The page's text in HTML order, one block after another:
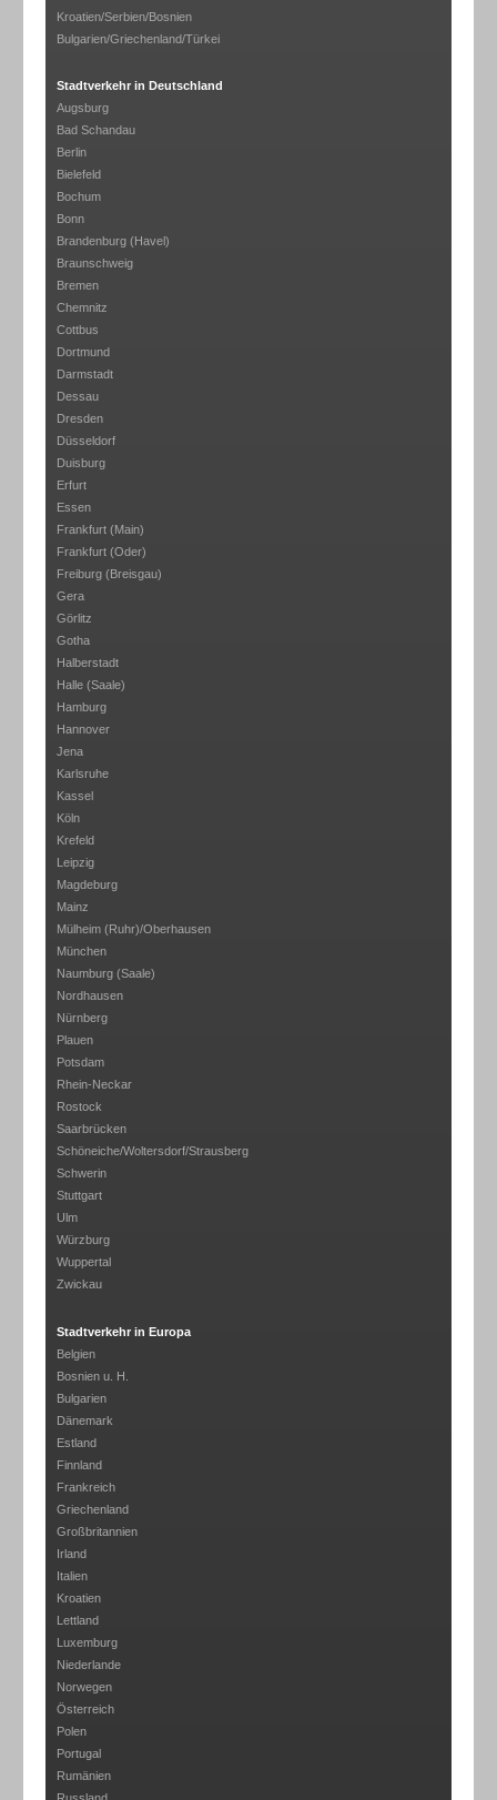
Kroatien/Serbien/Bosnien
Bulgarien/Griechenland/Türkei
Stadtverkehr in Deutschland
Augsburg
Bad Schandau
Berlin
Bielefeld
Bochum
Bonn
Brandenburg (Havel)
Braunschweig
Bremen
Chemnitz
Cottbus
Dortmund
Darmstadt
Dessau
Dresden
Düsseldorf
Duisburg
Erfurt
Essen
Frankfurt (Main)
Frankfurt (Oder)
Freiburg (Breisgau)
Gera
Görlitz
Gotha
Halberstadt
Halle (Saale)
Hamburg
Hannover
Jena
Karlsruhe
Kassel
Köln
Krefeld
Leipzig
Magdeburg
Mainz
Mülheim (Ruhr)/Oberhausen
München
Naumburg (Saale)
Nordhausen
Nürnberg
Plauen
Potsdam
Rhein-Neckar
Rostock
Saarbrücken
Schöneiche/Woltersdorf/Strausberg
Schwerin
Stuttgart
Ulm
Würzburg
Wuppertal
Zwickau
Stadtverkehr in Europa
Belgien
Bosnien u. H.
Bulgarien
Dänemark
Estland
Finnland
Frankreich
Griechenland
Großbritannien
Irland
Italien
Kroatien
Lettland
Luxemburg
Niederlande
Norwegen
Österreich
Polen
Portugal
Rumänien